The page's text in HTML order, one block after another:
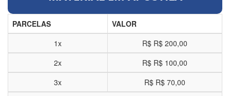
PARCELAS
VALOR
1x
R$ R$ 200,00
2x
R$ R$ 100,00
3x
R$ R$ 70,00